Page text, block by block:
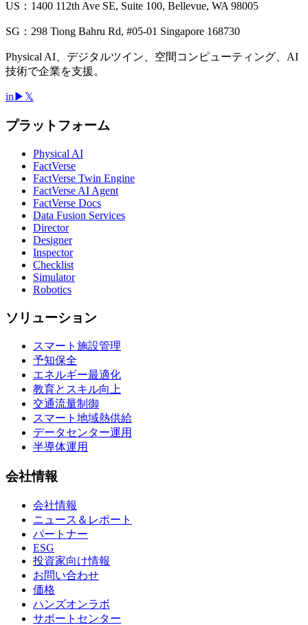
US：1400 112th Ave SE, Suite 100, Bellevue, WA 98005
SG：298 Tiong Bahru Rd, #05-01 Singapore 168730
Physical AI、デジタルツイン、空間コンピューティング、AI
技術で企業を支援。
in ▶ 𝕏
プラットフォーム
Physical AI
FactVerse
FactVerse Twin Engine
FactVerse AI Agent
FactVerse Docs
Data Fusion Services
Director
Designer
Inspector
Checklist
Simulator
Robotics
ソリューション
スマート施設管理
予知保全
エネルギー最適化
教育とスキル向上
交通流量制御
スマート地域熱供給
データセンター運用
半導体運用
会社情報
会社情報
ニュース＆レポート
パートナー
ESG
投資家向け情報
お問い合わせ
価格
ハンズオンラボ
サポートセンター